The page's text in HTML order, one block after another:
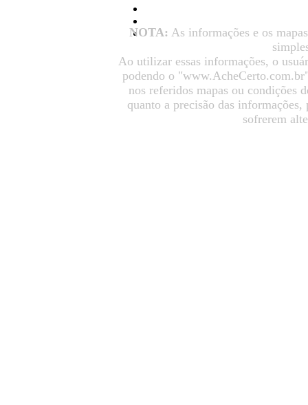
NOTA: As informações e os
Ao utilizar essas informações, o
podendo o
nos referidos mapas ou condições
quanto a precisão das informações,
sofrerem